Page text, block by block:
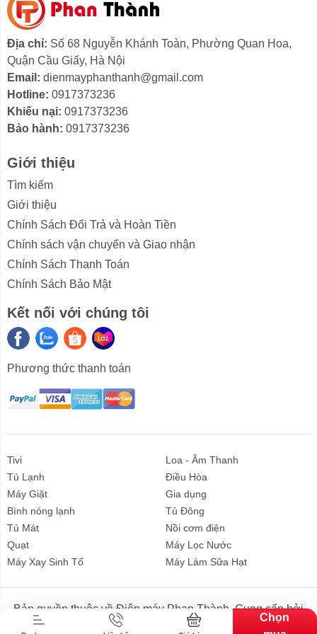
Liên hệ
Chọn
Quạt quỳ Komasu BS35TN vận hành êm ái
làm gió mát dịu nhẹ, không gây khô da. Quạt có thiết kế
chân vững chắc, vận hành êm ái, không làm ảnh
hưởng đến giấc ngủ của bé yêu hay mọi thành viên
khác của gia đình.
Thiết kế cánh sắt, lồng mạ cứng cáp, giúp quạt có độ
lồng sóc vừa giúp bảo vệ cánh quạt vừa đảm bảo an
toàn cho người sử dụng.
Địa chỉ: Số 68 Nguyễn Khánh Toàn, Phường Quan Hoa,
Quận Cầu Giấy, Hà Nội
Email: dienmayphanthanh@gmail.com
Hotline: 0917373236
Khiếu nại: 0917373236
Bảo hành: 0917373236
Giới thiệu
Tìm kiếm
Giới thiệu
Chính Sách Đổi Trả và Hoàn Tiền
Chính sách vận chuyển và Giao nhận
Chính Sách Thanh Toán
Chính Sách Bảo Mật
Kết nối với chúng tôi
Phương thức thanh toán
Tivi
Loa - Âm Thanh
Tủ Lạnh
Điều Hòa
Máy Giặt
Gia dụng
Bình nóng lạnh
Tủ Đông
Tủ Mát
Nồi cơm điện
Quạt
Máy Lọc Nước
Máy Xay Sinh Tố
Máy Làm Sữa Hạt
Bản quyền thuộc về Điện máy Phan Thành. Cung cấp bởi